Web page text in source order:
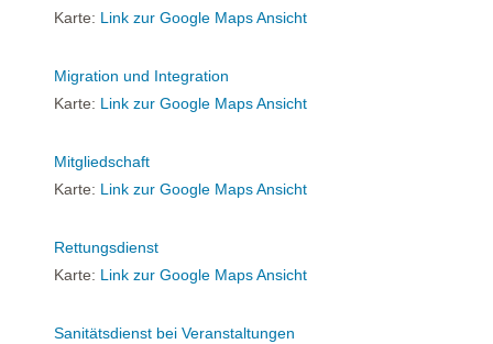
Karte: Link zur Google Maps Ansicht
Migration und Integration
Karte: Link zur Google Maps Ansicht
Mitgliedschaft
Karte: Link zur Google Maps Ansicht
Rettungsdienst
Karte: Link zur Google Maps Ansicht
Sanitätsdienst bei Veranstaltungen